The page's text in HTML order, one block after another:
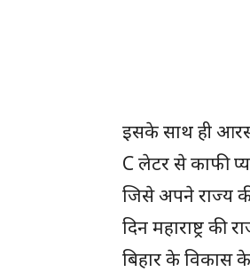
इसके साथ ही
C लेटर से काफी
जिसे अपने राज्य
दिन महाराष्ट्र
बिहार के विकास